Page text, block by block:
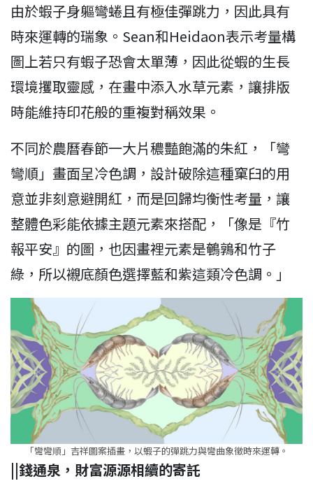
由於蝦子身軀彎蜷且有極佳彈跳力，因此具有
時來運轉的瑞象。Sean和Heidaon表示考量構
圖上若只有蝦子恐會太單薄，因此從蝦的生長
環境攫取靈感，在畫中添入水草元素，讓排版
時能維持印花般的重複對稱效果。
不同於農曆春節一大片穠豔飽滿的朱紅，「彎
彎順」畫面呈冷色調，設計破除這種窠臼的用
意並非刻意避開紅，而是回歸均衡性考量，讓
整體色彩能依據主題元素來搭配，「像是『竹
報平安』的圖，也因畫裡元素是鵪鶉和竹子
綠，所以襯底顏色選擇藍和紫這類冷色調。」
「彎彎順」吉祥圖案插畫，以蝦子的彈跳力與彎曲象徵時來運轉。
||錢通泉，財富源源相續的寄託